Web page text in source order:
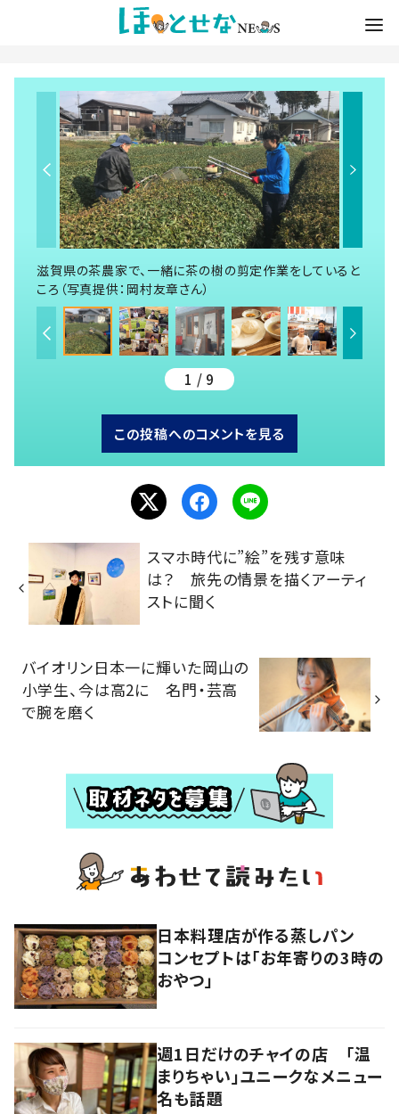
滋賀県の茶農家で、一緒に茶の樹の剪定作業をしていると
ころ（写真提供：岡村友章さん）
1 / 9
この投稿へのコメントを見る
スマホ時代に”絵”を残す意味
は？ 旅先の情景を描くアーティ
ストに聞く
バイオリン日本一に輝いた岡山の
小学生、今は高2に 名門・芸高
で腕を磨く
日本料理店が作る蒸しパン
コンセプトは「お年寄りの3時の
おやつ」
週1日だけのチャイの店 「温
まりちゃい」ユニークなメニュー
名も話題